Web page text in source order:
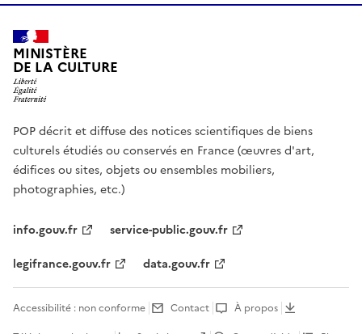
MINISTÈRE
DE LA CULTURE
POP décrit et diffuse des notices scientifiques de biens
culturels étudiés ou conservés en France (œuvres d'art,
édifices ou sites, objets ou ensembles mobiliers,
photographies, etc.)
info.gouv.fr
service-public.gouv.fr
legifrance.gouv.fr
data.gouv.fr
Accessibilité : non conforme Contact
À propos